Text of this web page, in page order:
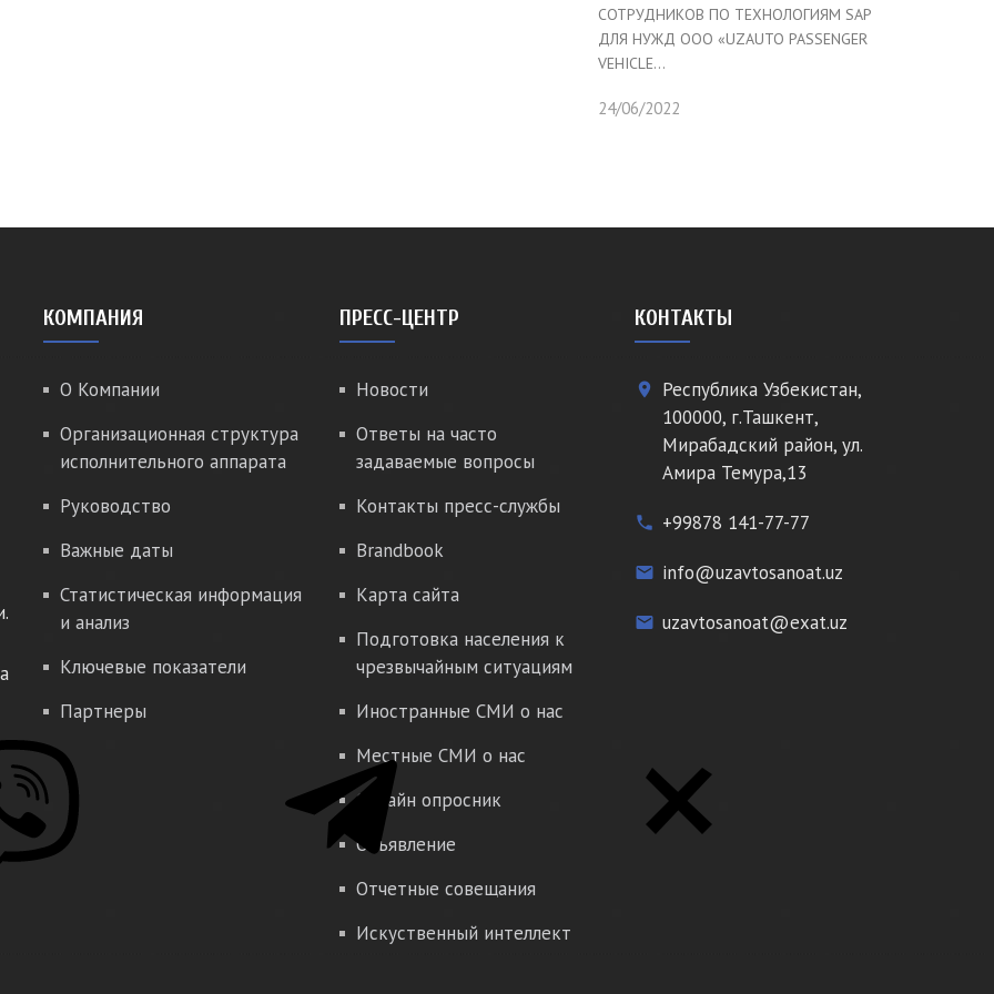
СОТРУДНИКОВ ПО ТЕХНОЛОГИЯМ SAP
ДЛЯ НУЖД ООО «UZAUTO PASSENGER
VEHICLE...
24/06/2022
КОМПАНИЯ
О Компании
Организационная структура
исполнительного аппарата
Руководство
Важные даты
Статистическая информация
и анализ
Ключевые показатели
Партнеры
ПРЕСС-ЦЕНТР
Новости
Ответы на часто
задаваемые вопросы
Контакты пресс-службы
Brandbook
Карта сайта
Подготовка населения к
чрезвычайным ситуациям
Иностранные СМИ о нас
Местные СМИ о нас
Онлайн опросник
Объявление
Отчетные совещания
Искуственный интеллект
КОНТАКТЫ
place
Республика Узбекистан,
100000, г.Ташкент,
Мирабадский район, ул.
Амира Темура,13
phone +99878 141-77-77
email info@uzavtosanoat.uz
email uzavtosanoat@exat.uz